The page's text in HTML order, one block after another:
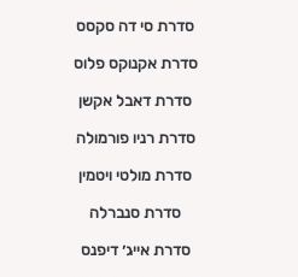
סדרת סי דה סקסס
סדרת אקנוקס פלוס
סדרת דאבל אקשן
סדרת רניו פורמולה
סדרת מולטי ויטמין
סדרת סנברלה
סדרת אייג׳ דיפנס